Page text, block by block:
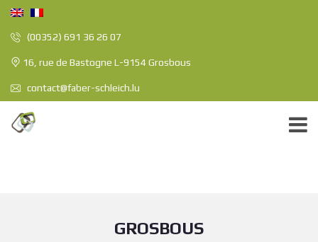
(00352) 691 36 26 07
16, rue de Bastogne L-9154 Grosbous
contact@faber-schleich.lu
GROSBOUS